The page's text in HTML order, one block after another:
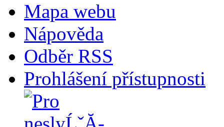
Mapa webu
Nápověda
Odběr RSS
Prohlášení přístupnosti